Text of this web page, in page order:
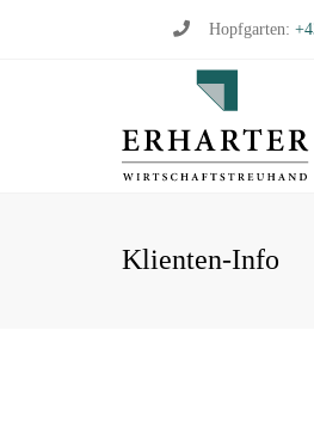
Hopfgarten:
Klienten-Info